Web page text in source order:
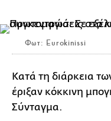
Φωτ: Eurokinissi
Κατά τη διάρκεια
έριξαν κόκκινη
Σύνταγμα.